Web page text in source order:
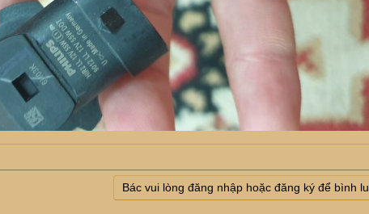
Bác vui lòng đăng nhập hoặc đăng ký để bình